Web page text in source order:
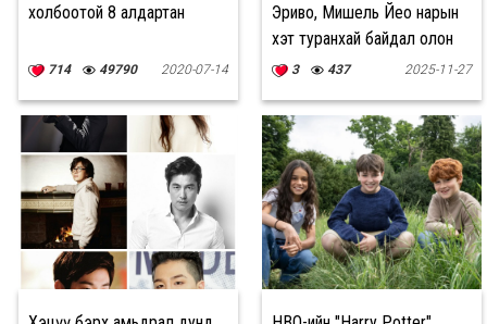
холбоотой 8 алдартан
714 49790 2020-07-14
Эриво, Мишель Йео нарын
хэт туранхай байдал олон
нийтийн санааг зовоож
3 437 2025-11-27